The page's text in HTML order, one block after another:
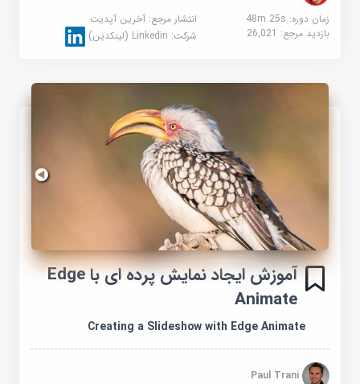
زمان دوره: 48m 25s
انتشار مرجع:آخرین آپدیت
بازدید مرجع:26,021 شرکت:Linkedin (لینکدین)
آموزش ایجاد نمایش پرده ای با Edge
Animate
Creating a Slideshow with Edge Animate
Paul Trani